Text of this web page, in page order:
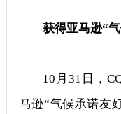
获得亚马逊“
10月31日，
马逊“气候承诺友